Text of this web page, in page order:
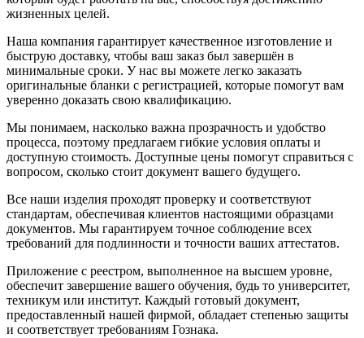
жизненных целей.
Наша компания гарантирует качественное изготовление и
быструю доставку, чтобы ваш заказ был завершён в
минимальные сроки. У нас вы можете легко заказать
оригинальные бланки с регистрацией, которые помогут вам
уверенно доказать свою квалификацию.
Мы понимаем, насколько важна прозрачность и удобство
процесса, поэтому предлагаем гибкие условия оплаты и
доступную стоимость. Доступные цены помогут справиться с
вопросом, сколько стоит документ вашего будущего.
Все наши изделия проходят проверку и соответствуют
стандартам, обеспечивая клиентов настоящими образцами
документов. Мы гарантируем точное соблюдение всех
требований для подлинности и точности ваших аттестатов.
Приложение с реестром, выполненное на высшем уровне,
обеспечит завершение вашего обучения, будь то университет,
техникум или институт. Каждый готовый документ,
предоставленный нашей фирмой, обладает степенью защиты
и соответствует требованиям Гознака.